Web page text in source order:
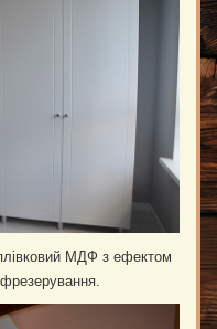
МДФ з ефектом